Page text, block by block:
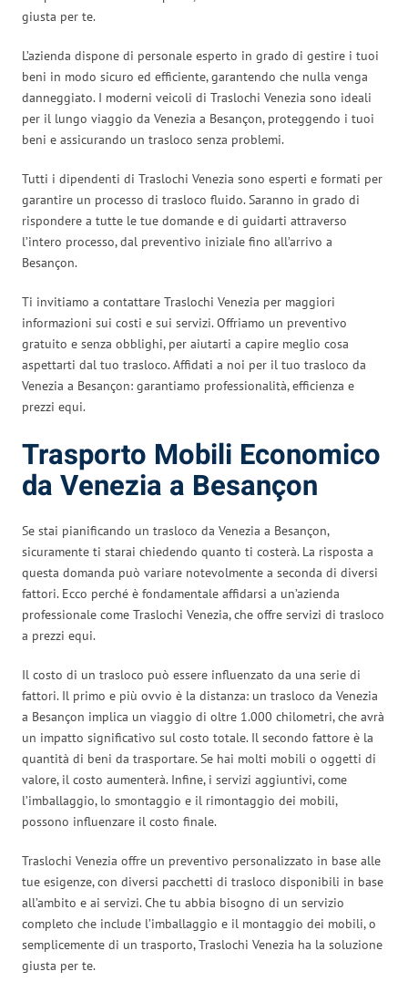
giusta per te.
L’azienda dispone di personale esperto in grado di gestire i tuoi
beni in modo sicuro ed efficiente, garantendo che nulla venga
danneggiato. I moderni veicoli di Traslochi Venezia sono ideali
per il lungo viaggio da Venezia a Besançon, proteggendo i tuoi
beni e assicurando un trasloco senza problemi.
Tutti i dipendenti di Traslochi Venezia sono esperti e formati per
garantire un processo di trasloco fluido. Saranno in grado di
rispondere a tutte le tue domande e di guidarti attraverso
l’intero processo, dal preventivo iniziale fino all’arrivo a
Besançon.
Ti invitiamo a contattare Traslochi Venezia per maggiori
informazioni sui costi e sui servizi. Offriamo un preventivo
gratuito e senza obblighi, per aiutarti a capire meglio cosa
aspettarti dal tuo trasloco. Affidati a noi per il tuo trasloco da
Venezia a Besançon: garantiamo professionalità, efficienza e
prezzi equi.
Trasporto Mobili Economico
da Venezia a Besançon
Se stai pianificando un trasloco da Venezia a Besançon,
sicuramente ti starai chiedendo quanto ti costerà. La risposta a
questa domanda può variare notevolmente a seconda di diversi
fattori. Ecco perché è fondamentale affidarsi a un’azienda
professionale come Traslochi Venezia, che offre servizi di trasloco
a prezzi equi.
Il costo di un trasloco può essere influenzato da una serie di
fattori. Il primo e più ovvio è la distanza: un trasloco da Venezia
a Besançon implica un viaggio di oltre 1.000 chilometri, che avrà
un impatto significativo sul costo totale. Il secondo fattore è la
quantità di beni da trasportare. Se hai molti mobili o oggetti di
valore, il costo aumenterà. Infine, i servizi aggiuntivi, come
l’imballaggio, lo smontaggio e il rimontaggio dei mobili,
possono influenzare il costo finale.
Traslochi Venezia offre un preventivo personalizzato in base alle
tue esigenze, con diversi pacchetti di trasloco disponibili in base
all’ambito e ai servizi. Che tu abbia bisogno di un servizio
completo che include l’imballaggio e il montaggio dei mobili, o
semplicemente di un trasporto, Traslochi Venezia ha la soluzione
giusta per te.